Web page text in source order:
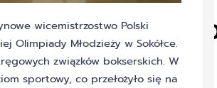
wicemistrzostwo Polski
Olimpiady Młodzieży w Sokółce.
związków bokserskich. W
sportowy, co przełożyło się na